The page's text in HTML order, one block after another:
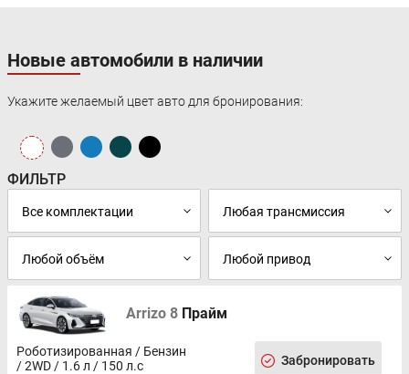
Новые автомобили в наличии
Укажите желаемый цвет авто для бронирования:
ФИЛЬТР
Arrizo 8 Прайм
Роботизированная / Бензин
/ 2WD / 1.6 л / 150 л.с
Забронировать